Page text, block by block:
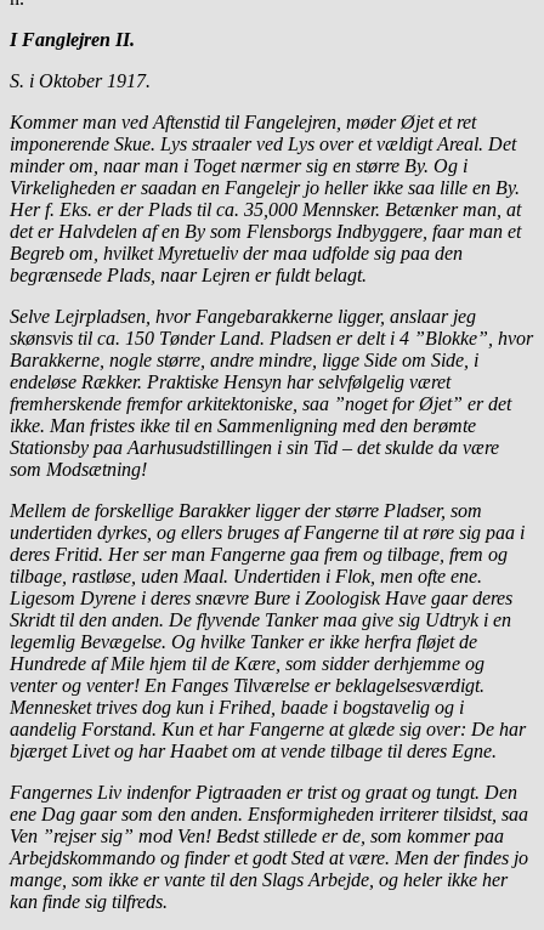
I Fanglejren II.
S. i Oktober 1917.
Kommer man ved Aftenstid til Fangelejren, møder Øjet et ret
imponerende Skue. Lys straaler ved Lys over et vældigt Areal. Det
minder om, naar man i Toget nærmer sig en større By. Og i
Virkeligheden er saadan en Fangelejr jo heller ikke saa lille en By.
Her f. Eks. er der Plads til ca. 35,000 Mennsker. Betænker man, at
det er Halvdelen af en By som Flensborgs Indbyggere, faar man et
Begreb om, hvilket Myretueliv der maa udfolde sig paa den
begrænsede Plads, naar Lejren er fuldt belagt.
Selve Lejrpladsen, hvor Fangebarakkerne ligger, anslaar jeg
skønsvis til ca. 150 Tønder Land. Pladsen er delt i 4 ”Blokke”, hvor
Barakkerne, nogle større, andre mindre, ligge Side om Side, i
endeløse Rækker. Praktiske Hensyn har selvfølgelig været
fremherskende fremfor arkitektoniske, saa ”noget for Øjet” er det
ikke. Man fristes ikke til en Sammenligning med den berømte
Stationsby paa Aarhusudstillingen i sin Tid – det skulde da være
som Modsætning!
Mellem de forskellige Barakker ligger der større Pladser, som
undertiden dyrkes, og ellers bruges af Fangerne til at røre sig paa i
deres Fritid. Her ser man Fangerne gaa frem og tilbage, frem og
tilbage, rastløse, uden Maal. Undertiden i Flok, men ofte ene.
Ligesom Dyrene i deres snævre Bure i Zoologisk Have gaar deres
Skridt til den anden. De flyvende Tanker maa give sig Udtryk i en
legemlig Bevægelse. Og hvilke Tanker er ikke herfra fløjet de
Hundrede af Mile hjem til de Kære, som sidder derhjemme og
venter og venter! En Fanges Tilværelse er beklagelsesværdigt.
Mennesket trives dog kun i Frihed, baade i bogstavelig og i
aandelig Forstand. Kun et har Fangerne at glæde sig over: De har
bjærget Livet og har Haabet om at vende tilbage til deres Egne.
Fangernes Liv indenfor Pigtraaden er trist og graat og tungt. Den
ene Dag gaar som den anden. Ensformigheden irriterer tilsidst, saa
Ven ”rejser sig” mod Ven! Bedst stillede er de, som kommer paa
Arbejdskommando og finder et godt Sted at være. Men der findes jo
mange, som ikke er vante til den Slags Arbejde, og heler ikke her
kan finde sig tilfreds.